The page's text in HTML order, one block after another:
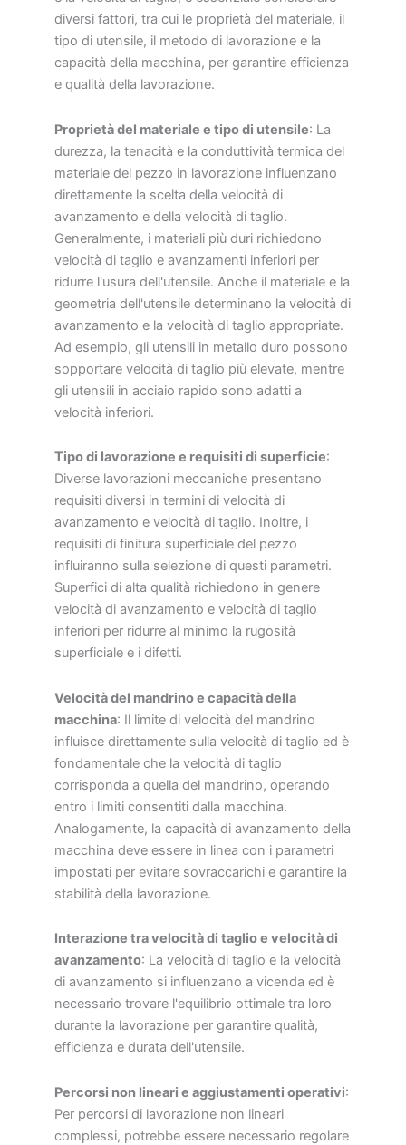
diversi fattori, tra cui le proprietà del materiale, il
tipo di utensile, il metodo di lavorazione e la
capacità della macchina, per garantire efficienza
e qualità della lavorazione.
Proprietà del materiale e tipo di utensile: La
durezza, la tenacità e la conduttività termica del
materiale del pezzo in lavorazione influenzano
direttamente la scelta della velocità di
avanzamento e della velocità di taglio.
Generalmente, i materiali più duri richiedono
velocità di taglio e avanzamenti inferiori per
ridurre l'usura dell'utensile. Anche il materiale e la
geometria dell'utensile determinano la velocità di
avanzamento e la velocità di taglio appropriate.
Ad esempio, gli utensili in metallo duro possono
sopportare velocità di taglio più elevate, mentre
gli utensili in acciaio rapido sono adatti a
velocità inferiori.
Tipo di lavorazione e requisiti di superficie:
Diverse lavorazioni meccaniche presentano
requisiti diversi in termini di velocità di
avanzamento e velocità di taglio. Inoltre, i
requisiti di finitura superficiale del pezzo
influiranno sulla selezione di questi parametri.
Superfici di alta qualità richiedono in genere
velocità di avanzamento e velocità di taglio
inferiori per ridurre al minimo la rugosità
superficiale e i difetti.
Velocità del mandrino e capacità della
macchina: Il limite di velocità del mandrino
influisce direttamente sulla velocità di taglio ed è
fondamentale che la velocità di taglio
corrisponda a quella del mandrino, operando
entro i limiti consentiti dalla macchina.
Analogamente, la capacità di avanzamento della
macchina deve essere in linea con i parametri
impostati per evitare sovraccarichi e garantire la
stabilità della lavorazione.
Interazione tra velocità di taglio e velocità di
avanzamento: La velocità di taglio e la velocità
di avanzamento si influenzano a vicenda ed è
necessario trovare l'equilibrio ottimale tra loro
durante la lavorazione per garantire qualità,
efficienza e durata dell'utensile.
Percorsi non lineari e aggiustamenti operativi:
Per percorsi di lavorazione non lineari
complessi, potrebbe essere necessario regolare